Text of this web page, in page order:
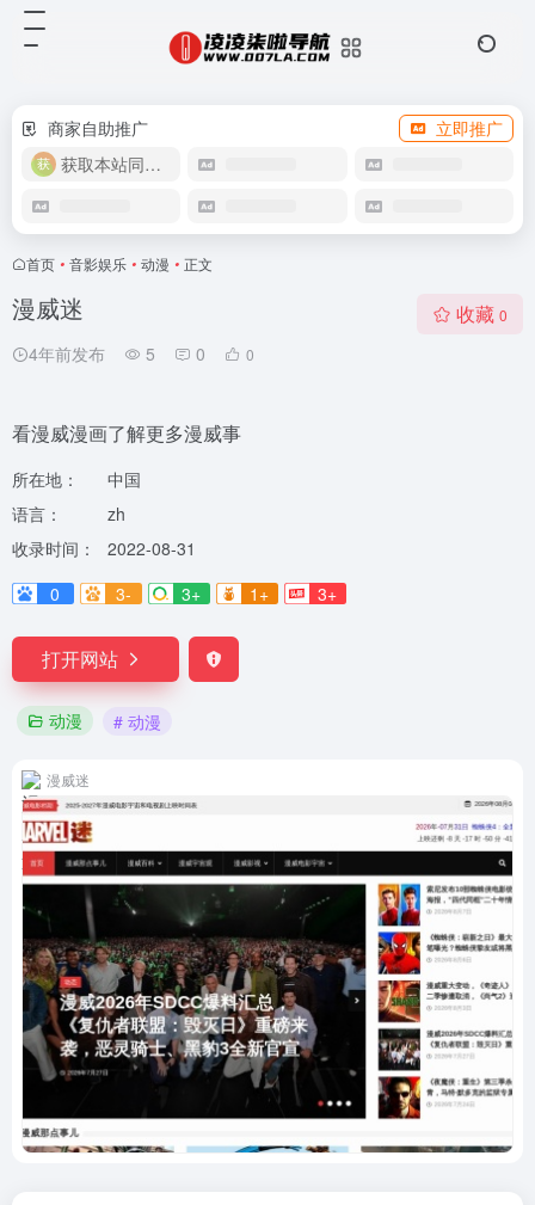
商家自助推广
立即推广
获取本站同款主题
首页 • 音影娱乐 • 动漫 • 正文
漫威迷
4年前发布 5 0 0
收藏 0
看漫威漫画了解更多漫威事
所在地：
中国
语言：
zh
收录时间：
2022-08-31
0
3- 3+ 1+ 3+
打开网站
动漫 # 动漫
漫威迷